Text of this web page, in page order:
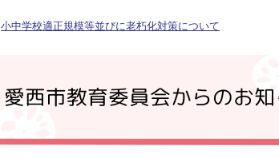
小中学校適正規模等並びに老朽化対策について
愛西市教育委員会からのお